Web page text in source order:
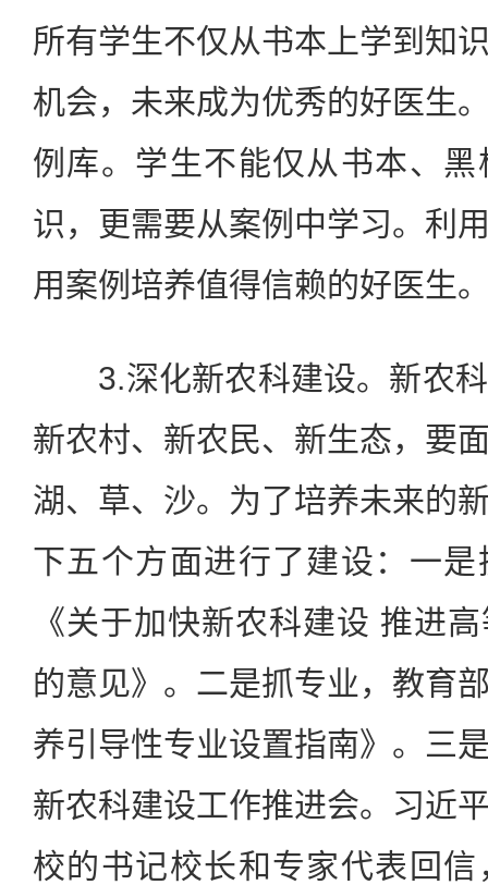
所有学生不仅从书本上学到知
机会，未来成为优秀的好医生
例库。学生不能仅从书本、
识，更需要从案例中学习。利
用案例培养值得信赖的好医生
3.深化新农科建设。新农科
新农村、新农民、新生态，要
湖、草、沙。为了培养未来的
下五个方面进行了建设：一
《关于加快新农科建设 推进
的意见》。二是抓专业，教育
养引导性专业设置指南》。三
新农科建设工作推进会。习近
校的书记校长和专家代表回